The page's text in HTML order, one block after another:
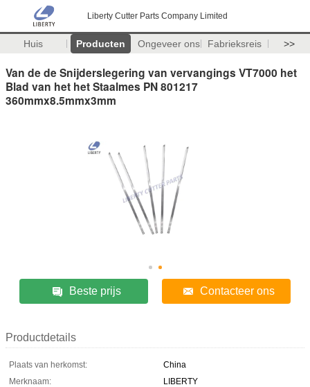
Liberty Cutter Parts Company Limited
Huis Producten Ongeveer ons Fabrieksreis >>
Van de de Snijderslegering van vervangings VT7000 het
Blad van het het Staalmes PN 801217
360mmx8.5mmx3mm
Beste prijs Contacteer ons
Productdetails
Plaats van herkomst:
China
Merknaam:
LIBERTY